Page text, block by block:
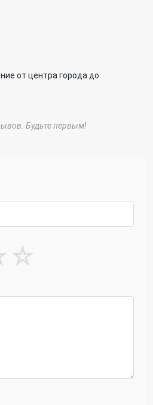
от центра города до
Будьте первым!
☆